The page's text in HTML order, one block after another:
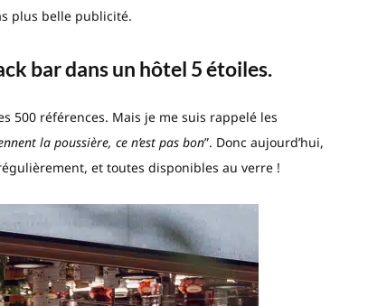
plus belle publicité.
bar dans un hôtel 5 étoiles.
500 références. Mais je me suis rappelé les
la poussière, ce n’est pas bon”. Donc aujourd’hui,
et toutes disponibles au verre !